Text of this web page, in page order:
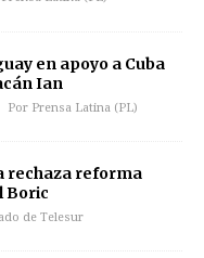
en apoyo a Cuba
Ian
Por Prensa Latina (PL)
rechaza reforma
Boric
de Telesur